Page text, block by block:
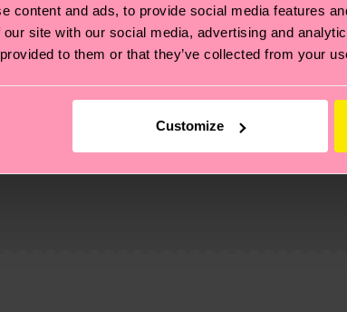
content and ads, to provide social media features
site with our social media, advertising and
to them or that they’ve collected from your
Customize
– es geht auch um eine ethische
Tipps und Tricks findest du auf unserer